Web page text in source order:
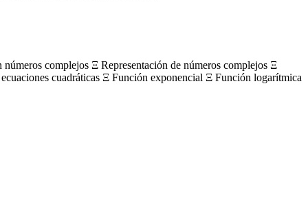
complejos Ξ Representación de números complejos Ξ
cuadráticas Ξ Función exponencial Ξ Función logarítmica